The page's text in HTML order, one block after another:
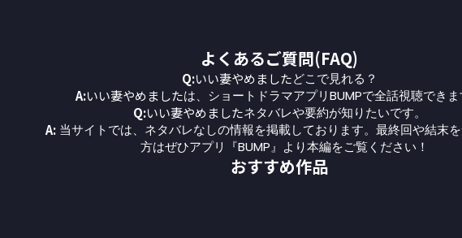
よくあるご質問(FAQ)
Q:いい妻やめましたどこで見れる？
A:いい妻やめましたは、ショートドラマアプリBUMPで全話視聴できま
Q:いい妻やめましたネタバレや要約が知りたいです。
A: 当サイトでは、ネタバレなしの情報を掲載しております。最終回や結末
方はぜひアプリ『BUMP』より本編をご覧ください！
おすすめ作品